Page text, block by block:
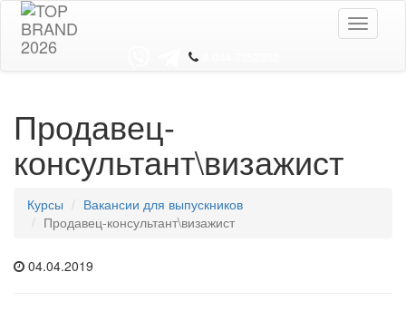
Toggle
Продавец-
консультант\визажист
Курсы
Вакансии для выпускников
Продавец-консультант\визажист
04.04.2019